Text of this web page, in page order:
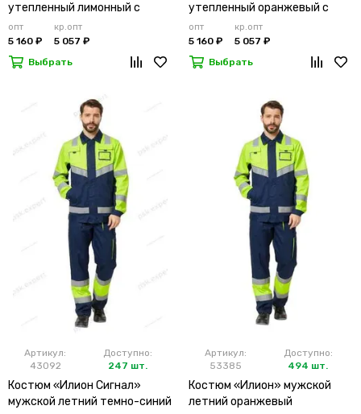
утепленный лимонный с
брюками
опт
5 160 ₽
кр.опт
5 057 ₽
Выбрать
утепленный оранжевый с
брюками
опт
5 160 ₽
кр.опт
5 057 ₽
Выбрать
Артикул:
43092
Доступно:
247 шт.
Костюм «Илион Сигнал»
мужской летний темно-синий
Артикул:
53385
Доступно:
494 шт.
Костюм «Илион» мужской
летний оранжевый